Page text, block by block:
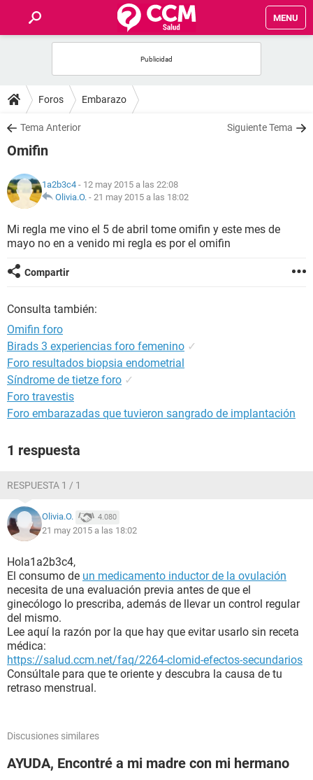
MENU
FOROS
SALUD
NUTRICIÓN
BIENESTAR
SEXUALIDAD
GLOSARIO
Foros Embarazo
Tema Anterior Siguiente Tema
Omifin
1a2b3c4 - 12 may 2015 a las 22:08
Olivia.O. - 21 may 2015 a las 18:02
Mi regla me vino el 5 de abril tome omifin y este mes de
mayo no en a venido mi regla es por el omifin
Compartir
Consulta también:
Omifin foro
Birads 3 experiencias foro femenino ✓
Foro resultados biopsia endometrial
Síndrome de tietze foro ✓
Foro travestis
Foro embarazadas que tuvieron sangrado de implantación
1 respuesta
RESPUESTA 1 / 1
Olivia.O. 4.080
21 may 2015 a las 18:02
Hola1a2b3c4,
El consumo de un medicamento inductor de la ovulación
necesita de una evaluación previa antes de que el
ginecólogo lo prescriba, además de llevar un control regular
del mismo.
Lee aquí la razón por la que hay que evitar usarlo sin receta
médica:
https://salud.ccm.net/faq/2264-clomid-efectos-secundarios
Consúltale para que te oriente y descubra la causa de tu
retraso menstrual.
Discusiones similares
AYUDA, Encontré a mi madre con mi hermano